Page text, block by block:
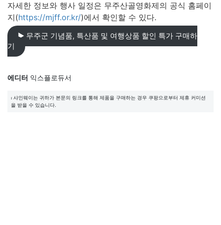
자세한 정보와 행사 일정은 무주산골영화제의 공식 홈페이
지(https://mjff.or.kr/)에서 확인할 수 있다.
▶︎ 무주군 기념품, 특산품 및 여행상품 할인 특가 구매하
기
에디터 익스플로듀서
⏐ 샤인웨이는 귀하가 본문의 링크를 통해 제품을 구매하는 경우 쿠팡으로부터 제휴 커미션
을 받을 수 있습니다.